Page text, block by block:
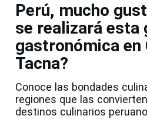
Perú, mucho
se realizará esta
gastronómica en
Tacna?
Conoce las bondades
regiones que las
destinos culinarios